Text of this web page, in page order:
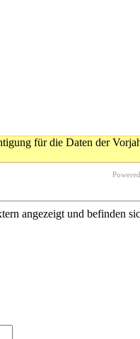
für die Daten der
angezeigt und befinden